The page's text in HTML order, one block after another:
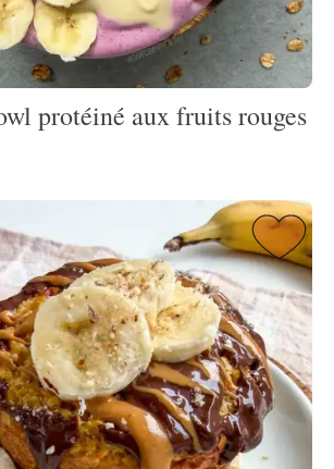
protéiné aux fruits rouges